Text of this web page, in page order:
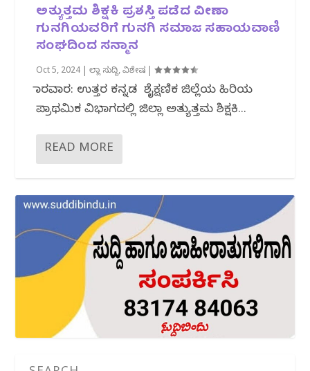
ಅತ್ಯುತ್ತಮ ಶಿಕ್ಷಕಿ ಪ್ರಶಸ್ತಿ ಪಡೆದ ವೀಣಾ
ಗುನಗಿಯವರಿಗೆ ಗುನಗಿ ಸಮಾಜ ಸಹಾಯವಾಣಿ
ಸಂಘದಿಂದ ಸನ್ಮಾನ
Oct 5, 2024 |ಜಿಲ್ಲಾ ಸುದ್ದಿ,ವಿಶೇಷ |
ಕಾರವಾರ: ಉತ್ತರ ಕನ್ನಡ ಶೈಕ್ಷಣಿಕ ಜಿಲ್ಲೆಯ ಹಿರಿಯ
ಪ್ರಾಥಮಿಕ ವಿಭಾಗದಲ್ಲಿ ಜಿಲ್ಲಾ ಅತ್ಯುತ್ತಮ ಶಿಕ್ಷಕಿ...
READ MORE